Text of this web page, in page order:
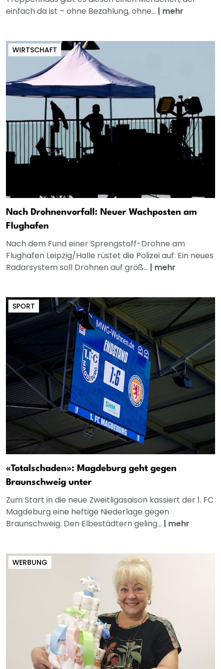
einfach da ist – ohne Bezahlung, ohne... | mehr
WIRTSCHAFT
Nach Drohnenvorfall: Neuer Wachposten am
Flughafen
Nach dem Fund einer Sprengstoff-Drohne am
Flughafen Leipzig/Halle rüstet die Polizei auf: Ein neues
Radarsystem soll Drohnen auf größ... | mehr
SPORT
«Totalschaden»: Magdeburg geht gegen
Braunschweig unter
Zum Start in die neue Zweitligasaison kassiert der 1. FC
Magdeburg eine heftige Niederlage gegen
Braunschweig. Den Elbestädtern geling... | mehr
WERBUNG